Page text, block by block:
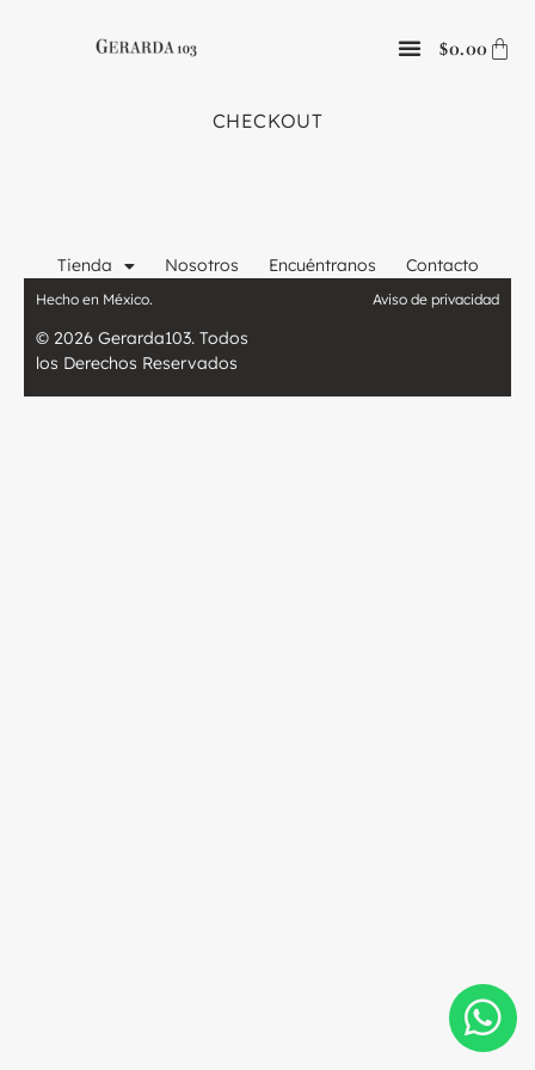
$0.00
CHECKOUT
Tienda Nosotros Encuéntranos Contacto
Hecho en México.
© 2026 Gerarda103. Todos
los Derechos Reservados
Aviso de privacidad